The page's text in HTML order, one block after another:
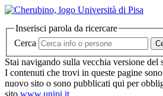
Inserisci parola da ricercare
Cerca
Stai navigando sulla vecchia versione
I contenuti che trovi in queste pagine
nuovo sito o sono pubblicati qui per
sito www.unipi.it.